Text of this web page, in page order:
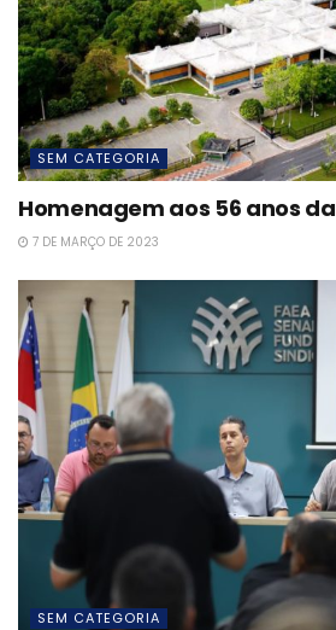
SEM CATEGORIA
Homenagem aos 56 anos
7 DE MARÇO DE 2023
SEM CATEGORIA